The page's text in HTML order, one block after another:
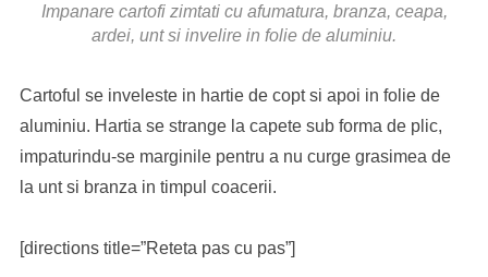
Impanare cartofi zimtati cu afumatura, branza, ceapa,
ardei, unt si invelire in folie de aluminiu.
Cartoful se inveleste in hartie de copt si apoi in folie de
aluminiu. Hartia se strange la capete sub forma de plic,
impaturindu-se marginile pentru a nu curge grasimea de
la unt si branza in timpul coacerii.
[directions title=”Reteta pas cu pas”]